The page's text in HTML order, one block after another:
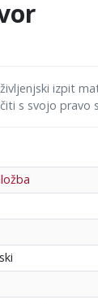
izpit
s svojo pravo